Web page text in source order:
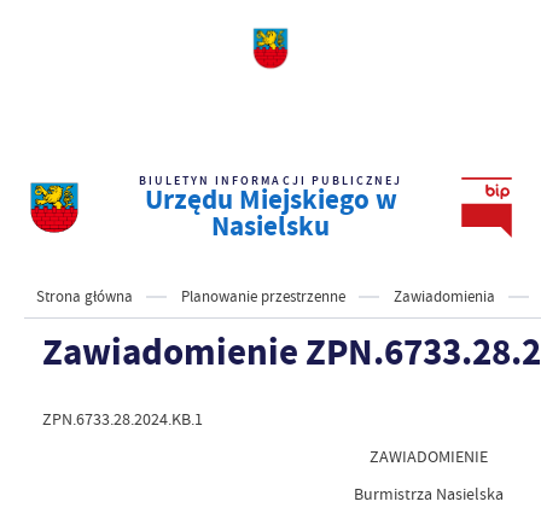
BIULETYN INFORMACJI PUBLICZNEJ
Urzędu Miejskiego w
Nasielsku
Strona główna Planowanie przestrzenne Zawiadomienia
Zawiadomienie
ZPN.6733.28.2024.KB.1
ZAWIADOMIENIE
Burmistrza Nasielska